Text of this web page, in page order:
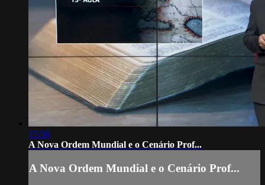
15:56
A Nova Ordem Mundial e o Cenário Prof...
A Nova Ordem Mundial e o Cenário Prof...